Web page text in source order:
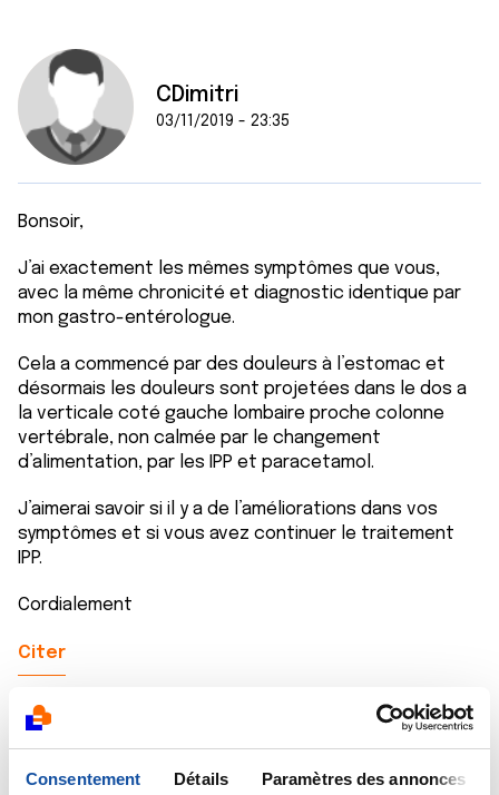
Consentement Détails Paramètres des annonces
CDimitri
03/11/2019 - 23:35
Bonsoir,
J’ai exactement les mêmes symptômes que vous,
avec la même chronicité et diagnostic identique par
mon gastro-entérologue.
Cela a commencé par des douleurs à l’estomac et
désormais les douleurs sont projetées dans le dos a
la verticale coté gauche lombaire proche colonne
vertébrale, non calmée par le changement
d’alimentation, par les IPP et paracetamol.
J’aimerai savoir si il y a de l’améliorations dans vos
symptômes et si vous avez continuer le traitement
IPP.
Cordialement
Citer